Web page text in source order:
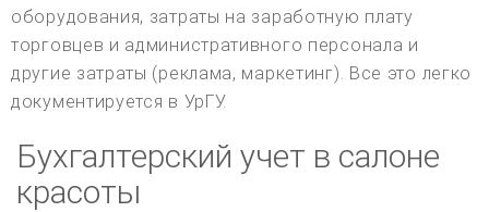
оборудования, затраты на заработную плату
торговцев и административного персонала и
другие затраты (реклама, маркетинг). Все это легко
документируется в УрГУ.
Бухгалтерский учет в салоне
красоты